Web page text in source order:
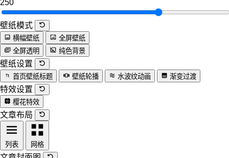
250
壁纸模式
横幅壁纸
全屏壁纸
全屏透明
纯色背景
壁纸设置
首页壁纸标题 壁纸轮播 水波纹动画 渐变过渡
特效设置
樱花特效
文章布局
列表 网格